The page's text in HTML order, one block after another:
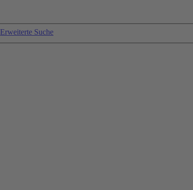
Erweiterte Suche